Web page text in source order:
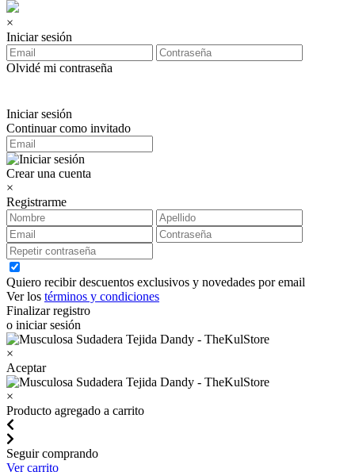
×
Iniciar sesión
Olvidé mi contraseña
Iniciar sesión
Continuar como invitado
Crear una cuenta
×
Registrarme
Quiero recibir descuentos exclusivos y novedades por email
Ver los términos y condiciones
Finalizar registro
o iniciar sesión
×
Aceptar
×
Producto agregado a carrito
Seguir comprando
Ver carrito